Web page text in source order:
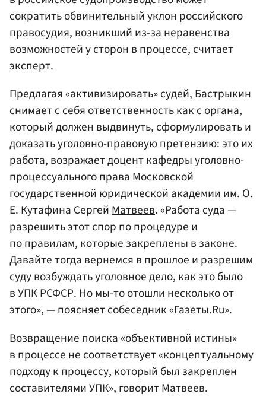
сократить обвинительный уклон российского
правосудия, возникший из-за неравенства
возможностей у сторон в процессе, считает
эксперт.
Предлагая «активизировать» судей, Бастрыкин
снимает с себя ответственность как с органа,
который должен выдвинуть, сформулировать и
доказать уголовно-правовую претензию: это их
работа, возражает доцент кафедры уголовно-
процессуального права Московской
государственной юридической академии им. О.
Е. Кутафина СергейМатвеев. «Работа суда —
разрешить этот спор по процедуре и
по правилам, которые закреплены в законе.
Давайте тогда вернемся в прошлое и разрешим
суду возбуждать уголовное дело, как это было
в УПК РСФСР. Но мы-то отошли несколько от
этого», — поясняет собеседник «Газеты.Ru».
Возвращение поиска «объективной истины»
в процессе не соответствует «концептуальному
подходу к процессу, который был закреплен
составителями УПК», говорит Матвеев.